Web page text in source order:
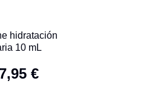
hidratación
10 mL
€